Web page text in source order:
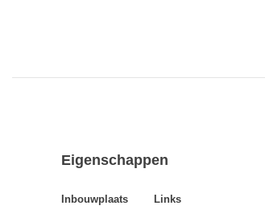
Eigenschappen
Inbouwplaats Links